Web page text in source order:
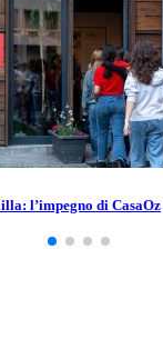
l’impegno di CasaOz